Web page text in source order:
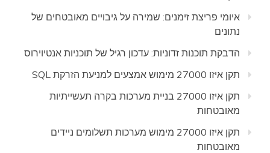
איומי פריצת זימנים: שמירה על גיבויים מאובטחים של
נתונים
הדבקת תוכנות זדוניות: עדכון רגיל של תוכניות אנטיוירוס
תקן איזו 27000 מימוש אמצעים למניעת הזרקת SQL
תקן איזו 27000 בניית מערכות בקרה תעשייתיות
מאובטחות
תקן איזו 27000 מימוש מערכות תשלומים ניידים
מאובטחות